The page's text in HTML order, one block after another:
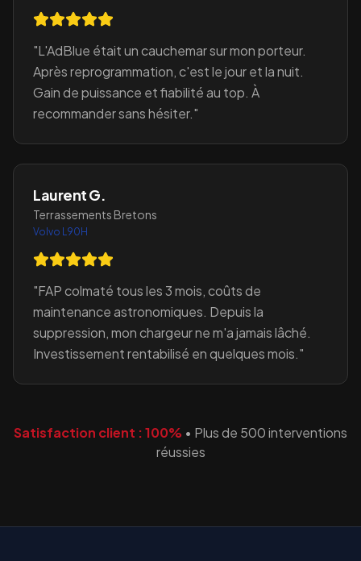
"L'AdBlue était un cauchemar sur mon porteur.
Après reprogrammation, c'est le jour et la nuit.
Gain de puissance et fiabilité au top. À
recommander sans hésiter."
Laurent G.
Terrassements Bretons
Volvo L90H
"FAP colmaté tous les 3 mois, coûts de
maintenance astronomiques. Depuis la
suppression, mon chargeur ne m'a jamais lâché.
Investissement rentabilisé en quelques mois."
Satisfaction client : 100% • Plus de 500 interventions
réussies